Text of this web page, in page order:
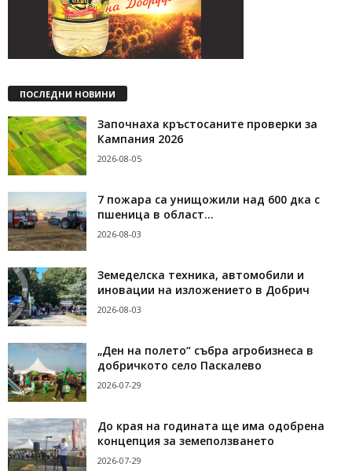
ПОСЛЕДНИ НОВИНИ
Започнаха кръстосаните проверки за
Кампания 2026
2026-08-05
7 пожара са унищожили над 600 дка с
пшеница в област...
2026-08-03
Земеделска техника, автомобили и
иновации на изложението в Добрич
2026-08-03
„Ден на полето“ събра агробизнеса в
добричкото село Паскалево
2026-07-29
До края на годината ще има одобрена
концепция за земеползването
2026-07-29